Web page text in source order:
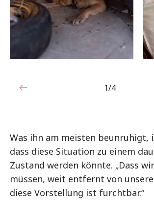
1von4
1/4
Was ihn am meisten beunruhigt,
dass diese Situation zu einem
Zustand werden könnte. „Dass
müssen, weit entfernt von
diese Vorstellung ist furchtbar.“